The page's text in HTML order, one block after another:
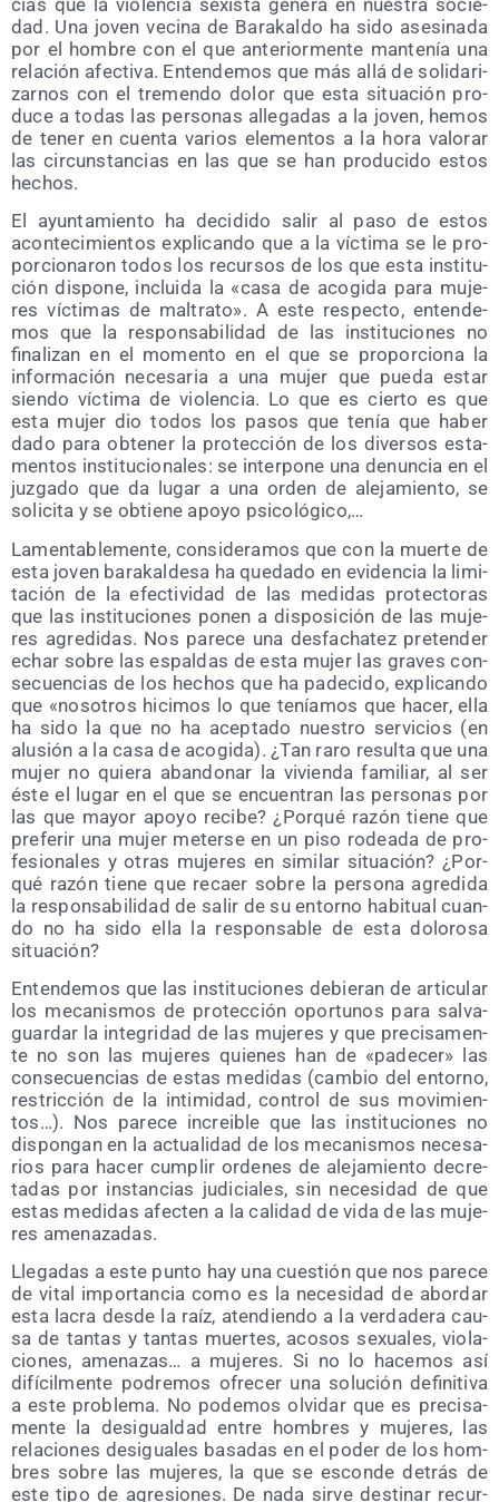
dad. Una joven veci­na de Bara­kal­do ha sido ase­si­na­da
por el hom­bre con el que ante­rior­men­te man­te­nía una
rela­ción afec­ti­va. Enten­de­mos que más allá de soli­da­ri­
zar­nos con el tre­men­do dolor que esta situa­ción pro­
du­ce a todas las per­so­nas alle­ga­das a la joven, hemos
de tener en cuen­ta varios ele­men­tos a la hora valo­rar
las cir­cuns­tan­cias en las que se han pro­du­ci­do estos
hechos.
El ayun­ta­mien­to ha deci­di­do salir al paso de estos
acon­te­ci­mien­tos expli­can­do que a la víc­ti­ma se le pro­
por­cio­na­ron todos los recur­sos de los que esta ins­ti­tu­
ción dis­po­ne, inclui­da la «casa de aco­gi­da para muje­
res víc­ti­mas de mal­tra­to». A este res­pec­to, enten­de­
mos que la res­pon­sa­bi­li­dad de las ins­ti­tu­cio­nes no
fina­li­zan en el momen­to en el que se pro­por­cio­na la
infor­ma­ción nece­sa­ria a una mujer que pue­da estar
sien­do víc­ti­ma de vio­len­cia. Lo que es cier­to es que
esta mujer dio todos los pasos que tenía que haber
dado para obte­ner la pro­tec­ción de los diver­sos esta­
men­tos ins­ti­tu­cio­na­les: se inter­po­ne una denun­cia en el
juz­ga­do que da lugar a una orden de ale­ja­mien­to, se
soli­ci­ta y se obtie­ne apo­yo psicológico,…
Lamen­ta­ble­men­te, con­si­de­ra­mos que con la muer­te de
esta joven bara­kal­de­sa ha que­da­do en evi­den­cia la limi­
ta­ción de la efec­ti­vi­dad de las medi­das pro­tec­to­ras
que las ins­ti­tu­cio­nes ponen a dis­po­si­ción de las muje­
res agre­di­das. Nos pare­ce una des­fa­cha­tez pre­ten­der
echar sobre las espal­das de esta mujer las gra­ves con­
se­cuen­cias de los hechos que ha pade­ci­do, expli­can­do
que «noso­tros hici­mos lo que tenía­mos que hacer, ella
ha sido la que no ha acep­ta­do nues­tro ser­vi­cios (en
alu­sión a la casa de aco­gi­da). ¿Tan raro resul­ta que una
mujer no quie­ra aban­do­nar la vivien­da fami­liar, al ser
éste el lugar en el que se encuen­tran las per­so­nas por
las que mayor apo­yo reci­be? ¿Por­qué razón tie­ne que
pre­fe­rir una mujer meter­se en un piso rodea­da de pro­
fe­sio­na­les y otras muje­res en simi­lar situa­ción? ¿Por­
qué razón tie­ne que recaer sobre la per­so­na agre­di­da
la res­pon­sa­bi­li­dad de salir de su entorno habi­tual cuan­
do no ha sido ella la res­pon­sa­ble de esta dolo­ro­sa
situación?
Enten­de­mos que las ins­ti­tu­cio­nes debie­ran de arti­cu­lar
los meca­nis­mos de pro­tec­ción opor­tu­nos para sal­va­
guar­dar la inte­gri­dad de las muje­res y que pre­ci­sa­men­
te no son las muje­res quie­nes han de «pade­cer» las
con­se­cuen­cias de estas medi­das (cam­bio del entorno,
res­tric­ción de la inti­mi­dad, con­trol de sus movi­mien­
tos…). Nos pare­ce increi­ble que las ins­ti­tu­cio­nes no
dis­pon­gan en la actua­li­dad de los meca­nis­mos nece­sa­
rios para hacer cum­plir orde­nes de ale­ja­mien­to decre­
ta­das por ins­tan­cias judi­cia­les, sin nece­si­dad de que
estas medi­das afec­ten a la cali­dad de vida de las muje­
res amenazadas.
Lle­ga­das a este pun­to hay una cues­tión que nos pare­ce
de vital impor­tan­cia como es la nece­si­dad de abor­dar
esta lacra des­de la raíz, aten­dien­do a la ver­da­de­ra cau­
sa de tan­tas y tan­tas muer­tes, aco­sos sexua­les, vio­la­
cio­nes, ame­na­zas… a muje­res. Si no lo hace­mos así
difí­cil­men­te podre­mos ofre­cer una solu­ción defi­ni­ti­va
a este pro­ble­ma. No pode­mos olvi­dar que es pre­ci­sa­
men­te la des­igual­dad entre hom­bres y muje­res, las
rela­cio­nes des­igua­les basa­das en el poder de los hom­
bres sobre las muje­res, la que se escon­de detrás de
este tipo de agre­sio­nes. De nada sir­ve des­ti­nar recur­